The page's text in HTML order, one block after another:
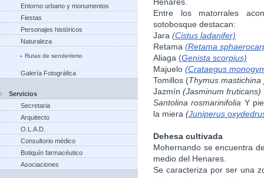
Entorno urbano y monumentos
Fiestas
Personajes históricos
Naturaleza
Rutas de senderismo
Galería Fotográfica
Servicios
Secretaria
Arquitecto
O.L.A.D.
Consultorio médico
Botiquín farmacéutico
Asociaciones
Henares.
Entre los matorrales
sotobosque destacan:
Jara (Cistus ladanifer)
Retama (Retama
Aliaga (Genista scorpius)
Majuelo (Crataegus
Tomillos (Thymus mastichina
Jazmín (Jasminum fruticans)
Santolina rosmarinifolia Y
la miera (Juniperus
Dehesa cultivada
Mohernando se encuentra
medio del Henares.
Se caracteriza por ser una